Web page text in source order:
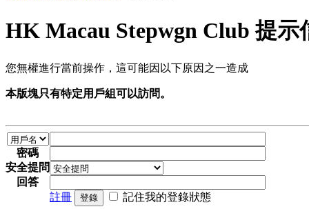
HK Macau Stepwgn Club 提示
您無權進行當前操作，這可能因以下原因之一造成
本版塊只有特定用戶組可以訪問。
密碼
安全提問
回答
註冊
登錄 記住我的登錄狀態